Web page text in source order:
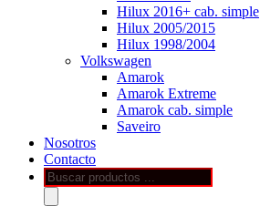
Hilux 2016+ cab. simple
Hilux 2005/2015
Hilux 1998/2004
Volkswagen
Amarok
Amarok Extreme
Amarok cab. simple
Saveiro
Nosotros
Contacto
Búsqueda
de
productos